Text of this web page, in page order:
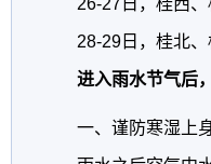
26-27日，桂西
28-29日，桂北
进入雨水节气后
一、谨防寒湿上